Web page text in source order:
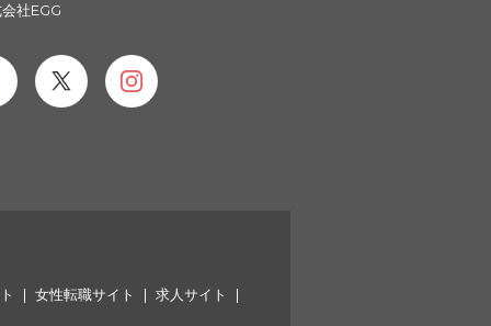
社EGG
女性転職サイト
求人サイト